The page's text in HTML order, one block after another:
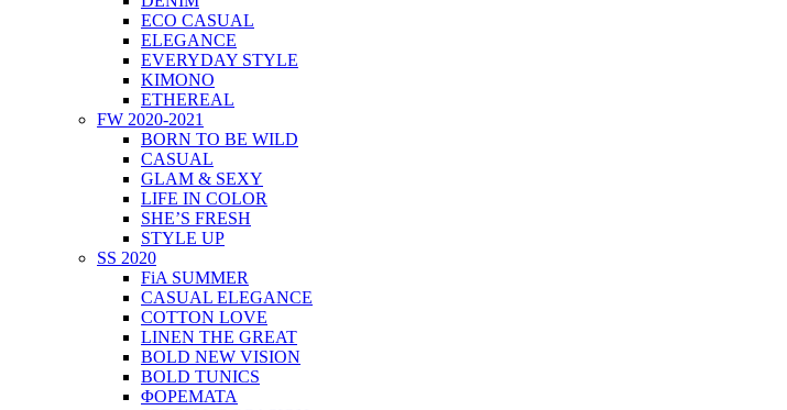
ECO CASUAL
ELEGANCE
EVERYDAY STYLE
KIMONO
ETHEREAL
FW 2020-2021
BORN TO BE WILD
CASUAL
GLAM & SEXY
LIFE IN COLOR
SHE’S FRESH
STYLE UP
SS 2020
FiA SUMMER
CASUAL ELEGANCE
COTTON LOVE
LINEN THE GREAT
BOLD NEW VISION
BOLD TUNICS
ΦΟΡΕΜΑΤΑ